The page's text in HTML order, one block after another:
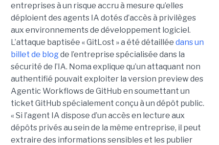
entreprises à un risque accru à mesure qu’elles
déploient des agents IA dotés d’accès à privilèges
aux environnements de développement logiciel.
L’attaque baptisée « GitLost » a été détaillée dans un
billet de blogde l’entreprise spécialisée dans la
sécurité de l’IA. Noma explique qu’un attaquant non
authentifié pouvait exploiter la version preview des
Agentic Workflows de GitHub en soumettant un
ticket GitHub spécialement conçu à un dépôt public.
« Si l’agent IA dispose d’un accès en lecture aux
dépôts privés au sein de la même entreprise, il peut
extraire des informations sensibles et les publier